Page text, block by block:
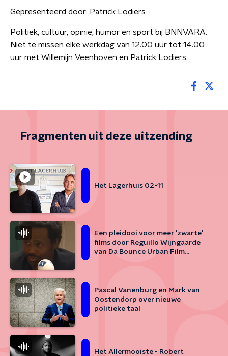
Gepresenteerd door: Patrick Lodiers
Politiek, cultuur, opinie, humor en sport bij BNNVARA.
Niet te missen elke werkdag van 12.00 uur tot 14.00
uur met Willemijn Veenhoven en Patrick Lodiers.
Fragmenten uit deze uitzending
Het Lagerhuis 02-11
Een pleidooi voor meer 'zwarte'
films door Reguillo Wijngaarde
van Da Bounce Urban Film
Pascal Vanenburg en Mark van
Oostendorp over nieuwe
politieke taal
Het Allermooiste - Robert